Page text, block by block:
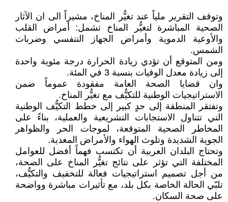
وتوقف التقرير ملياً عند تغيُّر المناخ، مشيراً الى ان الآثار
الصحية المباشرة لتغيُّر المناخ تشمل: أمراض القلب
والأوعية الدموية وأمراض الجهاز التنفسي وضربات
الشمس.
ومن المتوقع أن تؤدي زيادة الحرارة درجة مئوية واحدة
إلى زيادة معدل الوفيات بنسبة 3 في المئة.
وان قضايا الصحة العامة مفقودة عموماً ضمن
الاستراتيجيات الوطنية للتكيُّف مع تغيُّر المناخ.
وتفتقر المنطقة إلى حدٍ كبير إلى خطط التكيُّف الوطنية
التي تتناول الاستجابات التشريعية والعملية، بناءً على
المخاطر الصحية المتوقعة، لموجات الحر والظواهر
الجوية الشديدة وتلوث الهواء والأمراض المعدية.
وتحتاج البلدان العربية أن تكتسب فهماً أفضل للعوامل
المختلفة التي تؤثر على نتائج تغيُّر المناخ على الصحة،
من أجل تصميم استراتيجيات فعالة للتخفيف والتكيُّف،
تلبّي الحالة الخاصة بكل بلد، مع تأثيرات مباشرة وواضحة
على صحة السكان.